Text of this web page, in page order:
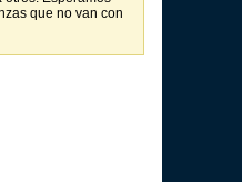
que no van con